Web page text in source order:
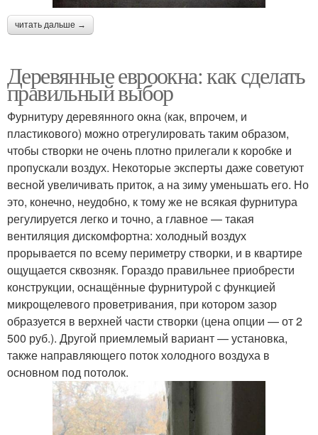
читать дальше →
Деревянные евроокна: как сделать
правильный выбор
Фурнитуру деревянного окна (как, впрочем, и
пластикового) можно отрегулировать таким образом,
чтобы створки не очень плотно прилегали к коробке и
пропускали воздух. Некоторые эксперты даже советуют
весной увеличивать приток, а на зиму уменьшать его. Но
это, конечно, неудобно, к тому же не всякая фурнитура
регулируется легко и точно, а главное — такая
вентиляция дискомфортна: холодный воздух
прорывается по всему периметру створки, и в квартире
ощущается сквозняк. Гораздо правильнее приобрести
конструкции, оснащённые фурнитурой с функцией
микрощелевого проветривания, при котором зазор
образуется в верхней части створки (цена опции — от 2
500 руб.). Другой приемлемый вариант — установка,
также направляющего поток холодного воздуха в
основном под потолок.